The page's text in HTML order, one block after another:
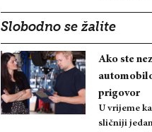
Slobodno se žalite
Ako ste
prigovor
U vrijeme
sličniji